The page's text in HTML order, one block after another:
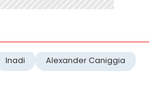
Inadi Alexander Caniggia